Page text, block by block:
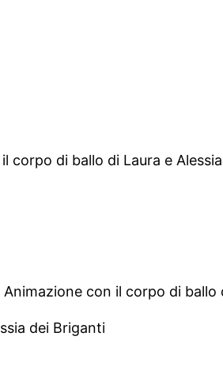
corpo di ballo di Laura e
con il corpo di ballo
dei Briganti